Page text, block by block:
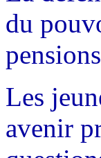
du
Les
avenir